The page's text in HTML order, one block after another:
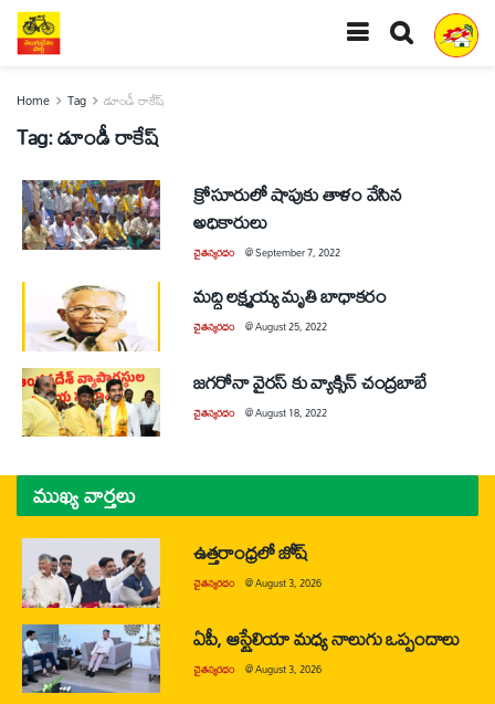
Home Tag డూండీ రాకేష్
Tag:డూండీ రాకేష్
క్రోసూరులో షాపుకు తాళం వేసిన
అధికారులు
చైతన్యరధం @September 7, 2022
మద్ది లక్ష్మయ్య మృతి బాధాకరం
చైతన్యరధం @August 25, 2022
జగరోనా వైరస్ కు వ్యాక్సిన్ చంద్రబాబే
చైతన్యరధం @August 18, 2022
ముఖ్య వార్తలు
ఉత్తరాంధ్రలో జోష్
చైతన్యరధం @August 3, 2026
ఏపీ, ఆస్ట్రేలియా మధ్య నాలుగు ఒప్పందాలు
చైతన్యరధం @August 3, 2026